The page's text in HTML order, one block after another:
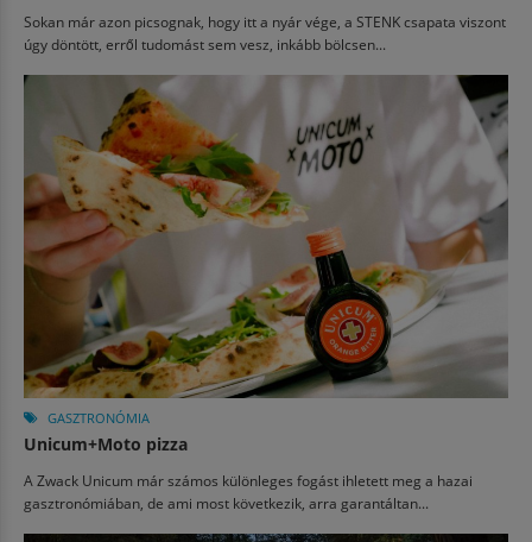
Sokan már azon picsognak, hogy itt a nyár vége, a STENK csapata viszont
úgy döntött, erről tudomást sem vesz, inkább bölcsen...
GASZTRONÓMIA
Unicum+Moto pizza
A Zwack Unicum már számos különleges fogást ihletett meg a hazai
gasztronómiában, de ami most következik, arra garantáltan...